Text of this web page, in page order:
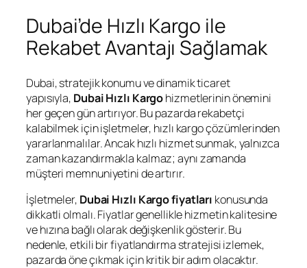
Dubai’de Hızlı Kargo ile
Rekabet Avantajı Sağlamak
Dubai, stratejik konumu ve dinamik ticaret
yapısıyla, Dubai Hızlı Kargohizmetlerinin önemini
her geçen gün artırıyor. Bu pazarda rekabetçi
kalabilmek için işletmeler, hızlı kargo çözümlerinden
yararlanmalılar. Ancak hızlı hizmet sunmak, yalnızca
zaman kazandırmakla kalmaz; aynı zamanda
müşteri memnuniyetini de artırır.
İşletmeler, Dubai Hızlı Kargo fiyatları konusunda
dikkatli olmalı. Fiyatlar genellikle hizmetin kalitesine
ve hızına bağlı olarak değişkenlik gösterir. Bu
nedenle, etkili bir fiyatlandırma stratejisi izlemek,
pazarda öne çıkmak için kritik bir adım olacaktır.